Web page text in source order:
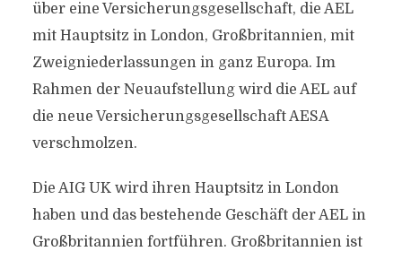
über eine Versicherungsgesellschaft, die AEL
mit Hauptsitz in London, Großbritannien, mit
Zweigniederlassungen in ganz Europa. Im
Rahmen der Neuaufstellung wird die AEL auf
die neue Versicherungsgesellschaft AESA
verschmolzen.
Die AIG UK wird ihren Hauptsitz in London
haben und das bestehende Geschäft der AEL in
Großbritannien fortführen. Großbritannien ist